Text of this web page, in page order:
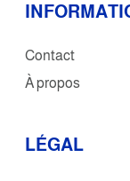
Contact
À propos
LÉGAL